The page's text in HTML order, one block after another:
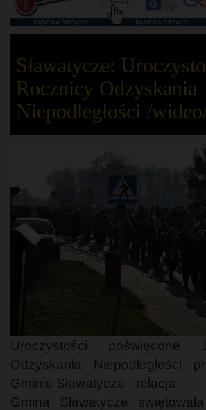
Sławatycze:
Rocznicy Odzyskania
Niepodległości /
Uroczystości poświęcone
Odzyskania Niepodległości
Gminie Sławatycze - relacja
Gmina Sławatycze